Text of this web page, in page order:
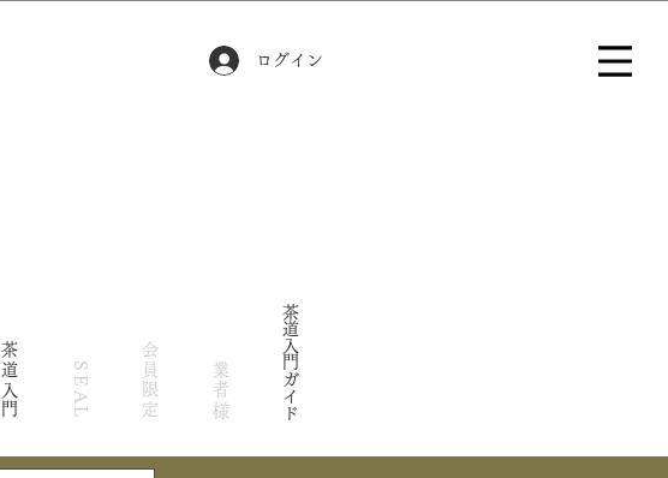
ログイン
茶道入門 SEAL 会員限定 業者様 茶道入門ガイド